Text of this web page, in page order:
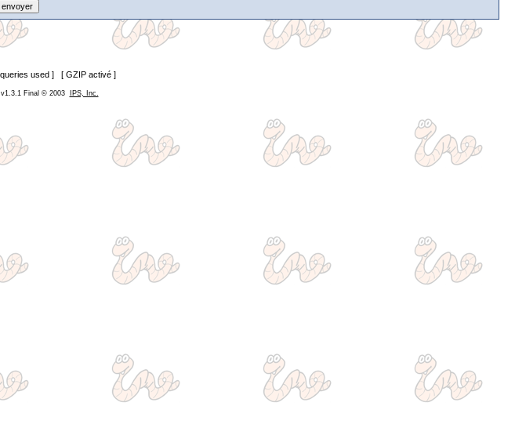
used ] [ GZIP activé ]
Final © 2003 IPS, Inc.